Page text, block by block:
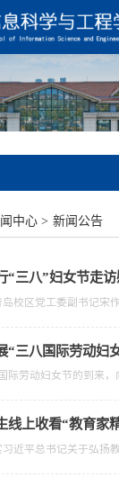
中心 > 新闻公告
“三八”妇女节走
“三八国际劳动妇